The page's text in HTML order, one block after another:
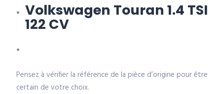
Volkswagen Touran 1.4 TSI
122 CV
Pensez à vérifier la référence de la pièce d’origine pour être
certain de votre choix.